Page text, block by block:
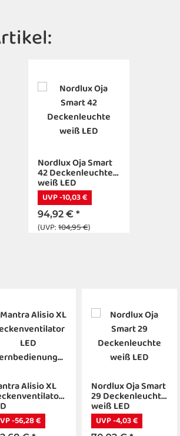
Nordlux Oja Smart
42 Deckenleuchte
weiß LED
UVP -10,03 €
94,92 € *
(UVP:104,95 €)
Alisio XL
weiß
-56,28 €
Nordlux Oja Smart
29 Deckenleuchte
weiß LED
UVP -4,03 €